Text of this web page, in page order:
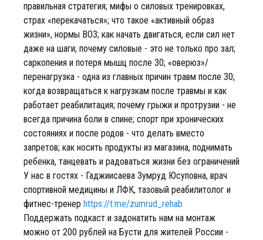
правильная стратегия; мифы о силовых тренировках,
страх «перекачаться»; что такое «активный образ
жизни», нормы ВОЗ; как начать двигаться, если сил нет
даже на шаги; почему силовые - это не только про зал;
саркопения и потеря мышц после 30; «оверюз»/
перенагрузка - одна из главных причин травм после 30;
когда возвращаться к нагрузкам после травмы и как
работает реабилитация; почему грыжи и протрузии - не
всегда причина боли в спине; спорт при хронических
состояниях и после родов - что делать вместо
запретов; как носить продукты из магазина, поднимать
ребенка, танцевать и радоваться жизни без ограничений
У нас в гостях - Гаджиисаева Зумруд Юсуповна, врач
спортивной медицины и ЛФК, тазовый реабилитолог и
фитнес-тренер https://t.me/zumrud_rehab
Поддержать подкаст и задонатить нам на монтаж
можно от 200 рублей на Бусти для жителей России -